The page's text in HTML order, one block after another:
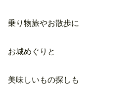
乗り物旅やお散歩に
お城めぐりと
美味しいもの探しも